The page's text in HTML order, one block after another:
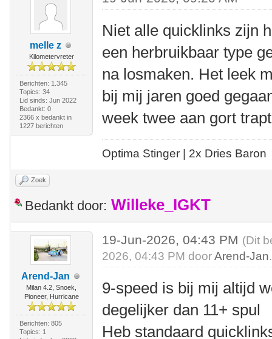
melle z
Kilometervreter
Berichten: 1.345
Topics: 34
Lid sinds: Jun 2022
Bedankt: 0
2366 x bedankt in
1227 berichten
Niet alle quicklinks zijn
een herbruikbaar type
na losmaken. Het leek
bij mij jaren goed
week twee aan gort
Optima Stinger | 2x Dries Baron
Zoek
Bedankt door: Willeke_IGKT
Arend-Jan
Milan 4.2, Snoek,
Pioneer, Hurricane
Berichten: 805
Topics: 1
19-Jun-2026, 04:43 PM (Dit
2026, 04:43 PM doorArend-Jan
9-speed is bij mij altijd
degelijker dan 11+ spul
Heb standaard